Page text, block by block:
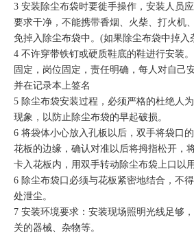
3 安装除尘布袋时要徙手操作，安装人员
要求干净，不能携带香烟、火柴、打火机
免掉入除尘布袋中。(如果除尘布袋中掉入
4 不许穿带铁钉或硬质鞋底的鞋进行安装
固定，岗位固定，责任明确，每人对自己
并在记录本上签名
5 除尘布袋安装过程，必须严格的杜绝人
现象，以防止除尘布袋的早起破损。
6 将袋体小心放入孔板以后，双手将袋口
花板的边缘，确认对准以后将拇指松开，
卡入花板内，用双手转动除尘布袋上口以
6 除尘布袋口必须与花板紧密地结合，不
处泄尘。
7 安装环境要求：安装现场照明光线足够
关的器械、杂物等。